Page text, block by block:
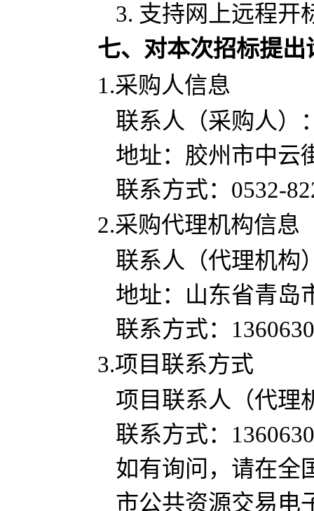
3. 支持网上远程开
七、对本次招标提
1.采购人信息
联系人（采购人）
地址： 胶州市中云
联系方式： 0532-
2.采购代理机构信息
联系人（代理机构
地址： 山东省青岛
联系方式：
3.项目联系方式
项目联系人（代理
联系方式：
如有询问，请在全
市公共资源交易电